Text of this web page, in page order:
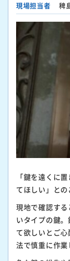
現場担当者
稗
「鍵を遠くに
てほしい」との
現地で確認す
いタイプの鍵
て欲しいとご
法で慎重に作業